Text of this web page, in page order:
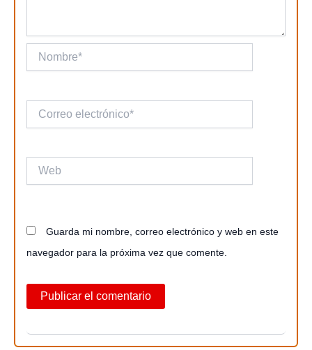
Nombre*
electrónico*
Web
Guarda mi nombre, correo electrónico y web en este
navegador para la próxima vez que comente.